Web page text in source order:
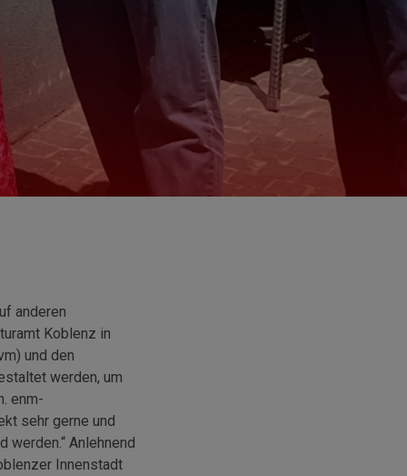
anderen
Koblenz in
und den
werden, um
enm-
sehr gerne und
werden.“ Anlehnend
Innenstadt